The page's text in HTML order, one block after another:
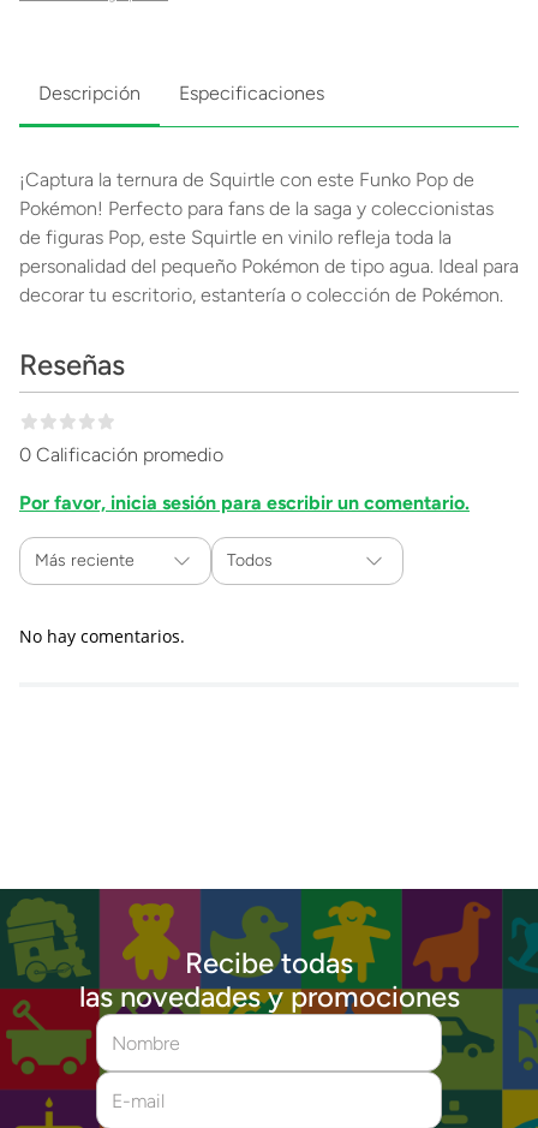
Descripción Especificaciones
¡Captura la ternura de Squirtle con este Funko Pop de
Pokémon! Perfecto para fans de la saga y coleccionistas
de figuras Pop, este Squirtle en vinilo refleja toda la
personalidad del pequeño Pokémon de tipo agua. Ideal para
decorar tu escritorio, estantería o colección de Pokémon.
Reseñas
0 Calificación promedio
Por favor, inicia sesión para escribir un comentario.
Más reciente Todos
No hay comentarios.
Recibe todas
las novedades y promociones